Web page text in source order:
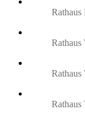
Rathaus
Rathaus
Rathaus